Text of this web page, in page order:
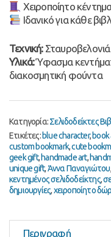
Χειροποίητο
Ιδανικό για κάθε
Τεχνική:Σταυροβελονιά
Υλικά:Ύφασμα
διακοσμητική φούντα
Κατηγορία:Σελιδοδείκτες
Ετικέτες:blue character,book
custom bookmark,cute
geek gift, handmade art,
unique gift,Άννα Παναγιώτου
κεντημένος σελιδοδείκτης,
δημιουργίες,χειροποίητο
Περιγραφή